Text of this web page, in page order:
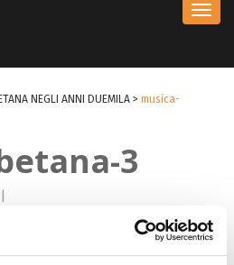
NEGLI ANNI DUEMILA > musica-
3